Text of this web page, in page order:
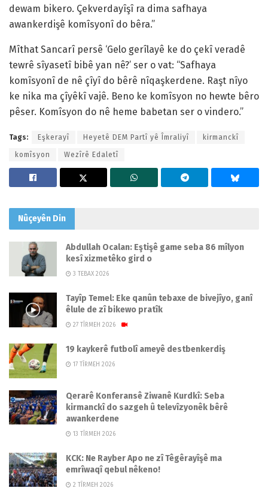
dewam bikero. Çekverdayîşî ra dima safhaya
awankerdişê komîsyonî do bêra.”
Mîthat Sancarî persê ‘Gelo gerîlayê ke do çekî veradê
tewrê sîyasetî bibê yan nê?’ ser o vat: “Safhaya
komîsyonî de nê çîyî do bêrê nîqaşkerdene. Raşt nîyo
ke nika ma çîyêkî vajê. Beno ke komîsyon no hewte bêro
pêser. Komîsyon do nê heme babetan ser o vindero.”
Tags: Eşkerayî Heyetê DEM Partî yê Îmraliyî kirmanckî
komîsyon Wezîrê Edaletî
Nûçeyên Din
Abdullah Ocalan: Eştişê game seba 86 mîlyon
kesî xizmetêko gird o
3 TEBAX 2026
Tayîp Temel: Eke qanûn tebaxe de bivejîyo, ganî
êlule de zî bikewo pratîk
27 TÎRMEH 2026
19 kaykerê futbolî ameyê destbenkerdiş
17 TÎRMEH 2026
Qerarê Konferansê Ziwanê Kurdkî: Seba
kirmanckî do sazgeh û televîzyonêk bêrê
awankerdene
13 TÎRMEH 2026
KCK: Ne Rayber Apo ne zî Têgêrayîşê ma
emrîwaqî qebul nêkeno!
2 TÎRMEH 2026